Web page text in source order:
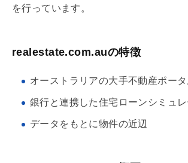
を行っています。
realestate.com.auの特徴
オーストラリアの大手不動産ポータ
銀行と連携した住宅ローン シミュ
データをもとに物件の近辺